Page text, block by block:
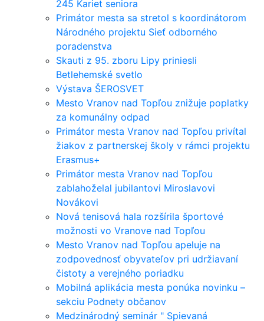
245 Kariet seniora
Primátor mesta sa stretol s koordinátorom
Národného projektu Sieť odborného
poradenstva
Skauti z 95. zboru Lipy priniesli
Betlehemské svetlo
Výstava ŠEROSVET
Mesto Vranov nad Topľou znižuje poplatky
za komunálny odpad
Primátor mesta Vranov nad Topľou privítal
žiakov z partnerskej školy v rámci projektu
Erasmus+
Primátor mesta Vranov nad Topľou
zablahoželal jubilantovi Miroslavovi
Novákovi
Nová tenisová hala rozšírila športové
možnosti vo Vranove nad Topľou
Mesto Vranov nad Topľou apeluje na
zodpovednosť obyvateľov pri udržiavaní
čistoty a verejného poriadku
Mobilná aplikácia mesta ponúka novinku –
sekciu Podnety občanov
Medzinárodný seminár " Spievaná